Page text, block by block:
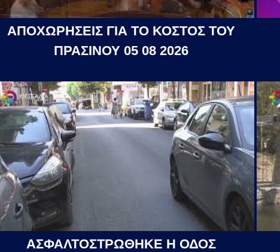
ΑΠΟΧΩΡΗΣΕΙΣ ΓΙΑ ΤΟ ΚΟΣΤΟΣ ΤΟΥ
ΠΡΑΣΙΝΟΥ 05 08 2026
ΑΣΦΑΛΤΟΣΤΡΩΘΗΚΕ Η ΟΔΟΣ